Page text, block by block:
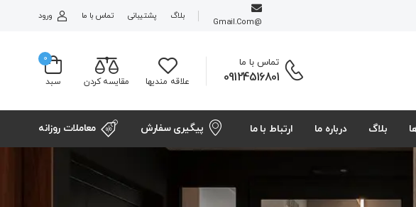
@gmail.com
بلاگ پشتیبانی تماس با ما ورود
تماس با ما
09124516801 علاقه مندیها مقایسه کردن
0
سبد
بلاگ درباره ما ارتباط با ما پیگیری سفارش معاملات روزانه